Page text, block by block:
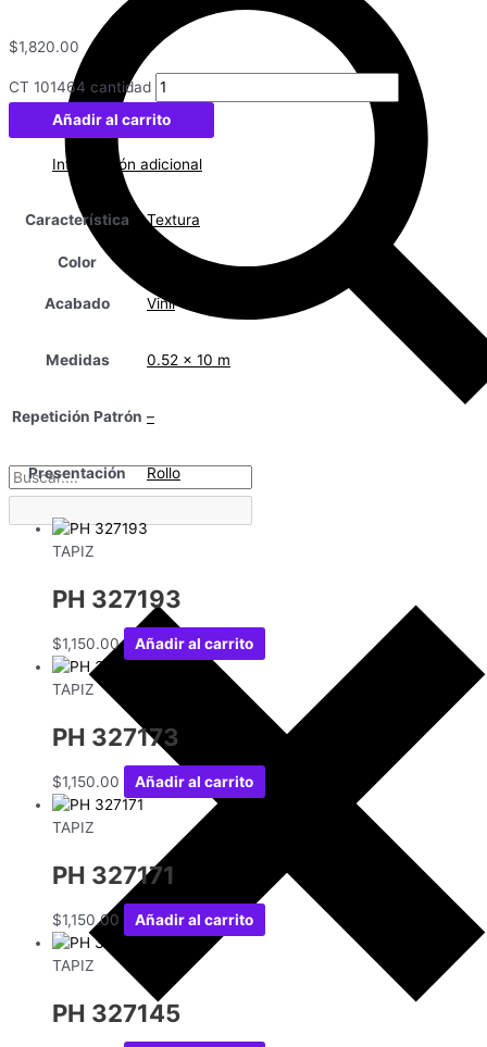
$1,820.00
CT 101464 cantidad
Añadir al carrito
Información adicional
Característica Textura
Color
Acabado Vinil
Medidas 0.52 x 10 m
Repetición Patrón –
Presentación Rollo
TAPIZ
PH 327193
$1,150.00 Añadir al carrito
TAPIZ
PH 327173
$1,150.00 Añadir al carrito
TAPIZ
PH 327171
$1,150.00 Añadir al carrito
TAPIZ
PH 327145